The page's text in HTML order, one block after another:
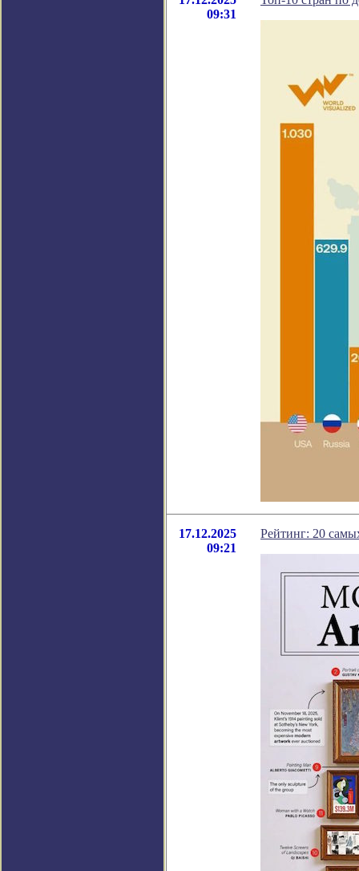
09:31
17.12.2025
09:21
Рейтинг: 20